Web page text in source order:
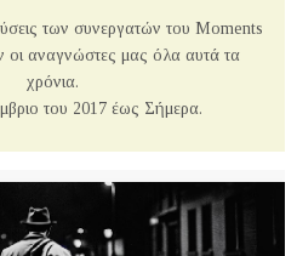
των συνεργατών του Μoments
αναγνώστες μας όλα αυτά τα
χρόνια.
του 2017 έως Σήμερα.